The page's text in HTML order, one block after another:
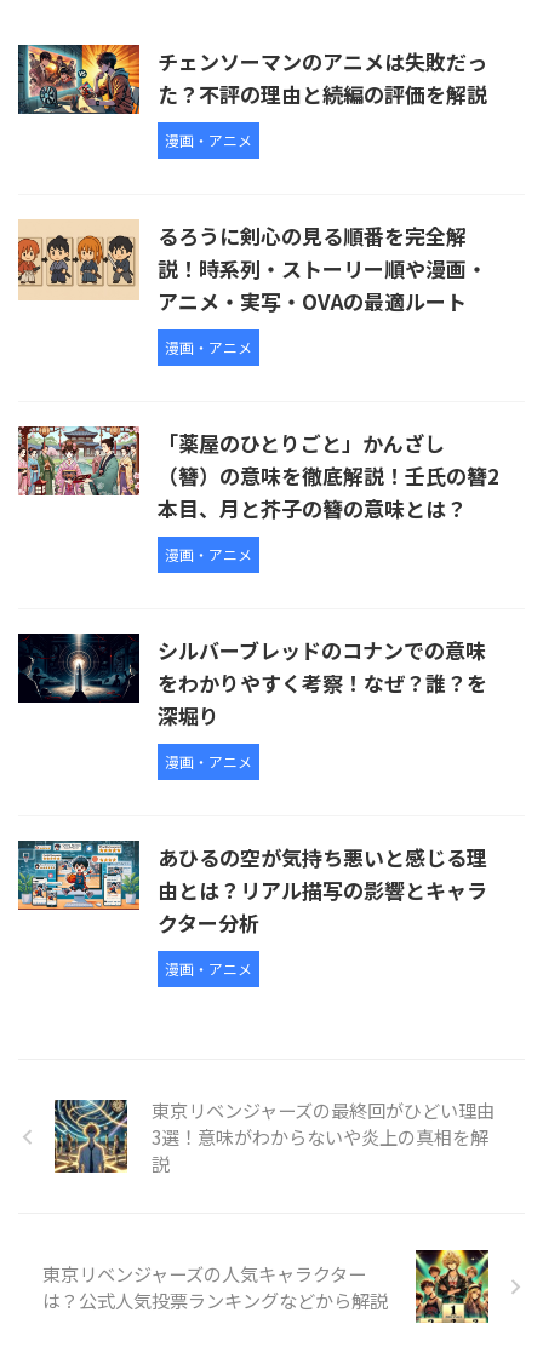
チェンソーマンのアニメは失敗だっ
た？不評の理由と続編の評価を解説
漫画・アニメ
るろうに剣心の見る順番を完全解
説！時系列・ストーリー順や漫画・
アニメ・実写・OVAの最適ルート
漫画・アニメ
「薬屋のひとりごと」かんざし
（簪）の意味を徹底解説！壬氏の簪2
本目、月と芥子の簪の意味とは？
漫画・アニメ
シルバーブレッドのコナンでの意味
をわかりやすく考察！なぜ？誰？を
深堀り
漫画・アニメ
あひるの空が気持ち悪いと感じる理
由とは？リアル描写の影響とキャラ
クター分析
漫画・アニメ
東京リベンジャーズの最終回がひどい理由
3選！意味がわからないや炎上の真相を解
説
東京リベンジャーズの人気キャラクター
は？公式人気投票ランキングなどから解説